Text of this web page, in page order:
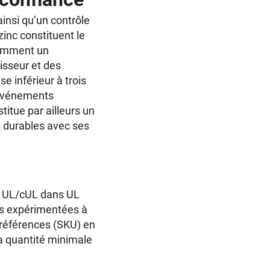
qu’un contrôle
constituent le
un
et des
inférieur à trois
par ailleurs un
avec ses
cUL dans UL
expérimentées à
(SKU) en
quantité minimale